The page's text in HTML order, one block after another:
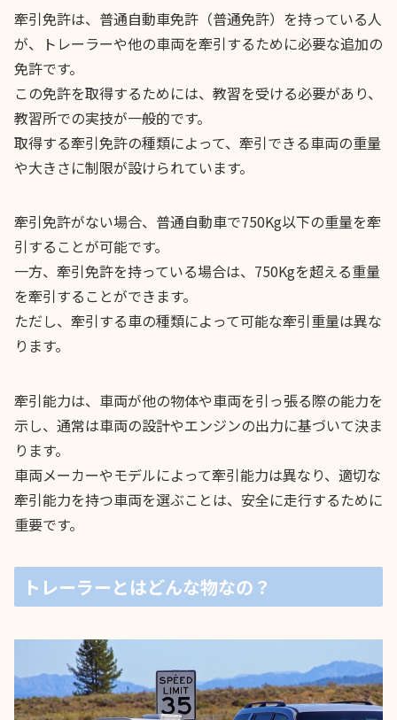
牽引免許は、普通自動車免許（普通免許）を持っている人
が、トレーラーや他の車両を牽引するために必要な追加の
免許です。
この免許を取得するためには、教習を受ける必要があり、
教習所での実技が一般的です。
取得する牽引免許の種類によって、牽引できる車両の重量
や大きさに制限が設けられています。
牽引免許がない場合、普通自動車で750Kg以下の重量を牽
引することが可能です。
一方、牽引免許を持っている場合は、750Kgを超える重量
を牽引することができます。
ただし、牽引する車の種類によって可能な牽引重量は異な
ります。
牽引能力は、車両が他の物体や車両を引っ張る際の能力を
示し、通常は車両の設計やエンジンの出力に基づいて決ま
ります。
車両メーカーやモデルによって牽引能力は異なり、適切な
牽引能力を持つ車両を選ぶことは、安全に走行するために
重要です。
トレーラーとはどんな物なの？